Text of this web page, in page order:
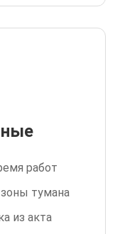
работ
тумана
из акта